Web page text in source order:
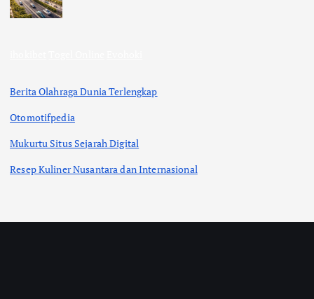
Berita Olahraga Dunia Terlengkap
Otomotifpedia
Mukurtu Situs Sejarah Digital
Resep Kuliner Nusantara dan Internasional